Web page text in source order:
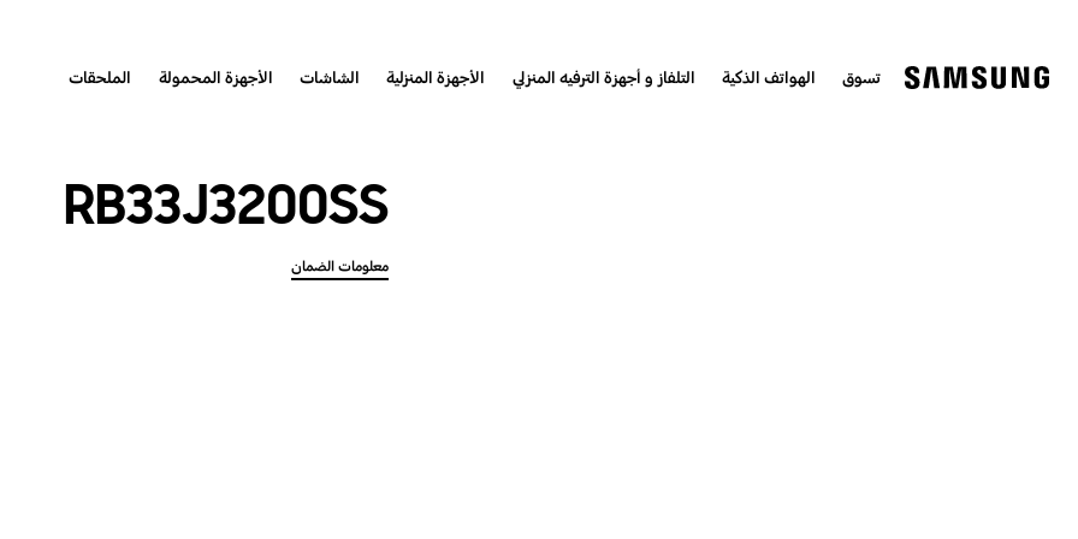
تسوق الهواتف الذكية التلفاز و أجهزة الترفيه المنزلي الأجهزة المنزلية الشاشات الأجهزة المحمولة الملحقات
RB33J3200SS
معلومات الضمان